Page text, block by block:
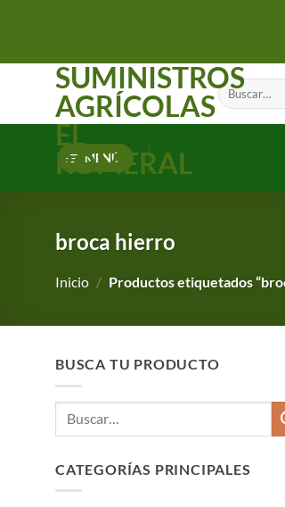
SUMINISTROS
AGRÍCOLAS
EL
ROMERAL
Buscar
por:
MENÚ
broca hierro
Inicio / Productos etiquetados
BUSCA TU PRODUCTO
Buscar
CATEGORÍAS PRINCIPALES